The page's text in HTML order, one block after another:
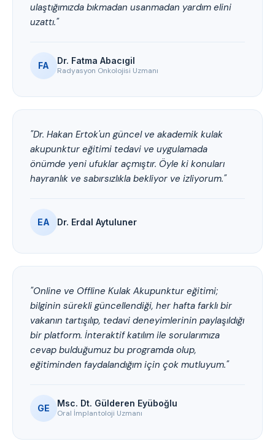
ulaştığımızda bıkmadan usanmadan yardım elini
uzattı."
FA Dr. Fatma Abacıgil
Radyasyon Onkolojisi Uzmanı
"Dr. Hakan Ertok'un güncel ve akademik kulak
akupunktur eğitimi tedavi ve uygulamada
önümde yeni ufuklar açmıştır. Öyle ki konuları
hayranlık ve sabırsızlıkla bekliyor ve izliyorum."
EA Dr. Erdal Aytuluner
"Online ve Offline Kulak Akupunktur eğitimi;
bilginin sürekli güncellendiği, her hafta farklı bir
vakanın tartışılıp, tedavi deneyimlerinin paylaşıldığı
bir platform. İnteraktif katılım ile sorularımıza
cevap bulduğumuz bu programda olup,
eğitiminden faydalandığım için çok mutluyum."
GE Msc. Dt. Gülderen Eyüboğlu
Oral İmplantoloji Uzmanı